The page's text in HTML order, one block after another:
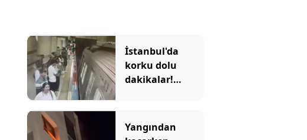
İstanbul'da
korku dolu
dakikalar!
düştüğü anlar
ortaya çıktı
Yangından